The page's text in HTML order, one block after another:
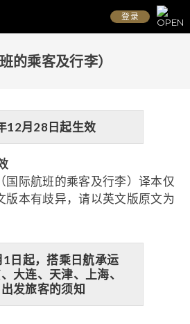
登录
的乘客及行李）
12月28日起生效
国际航班的乘客及行李）译本仅
版本有歧异，请以英文版原文为
日起，搭乘日航承运
大连、天津、上海、
发旅客的须知